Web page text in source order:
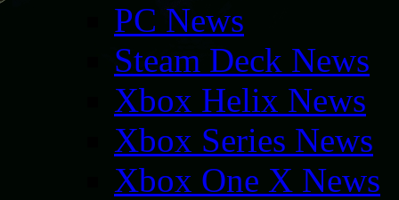
PC News
Steam Deck News
Xbox Helix News
Xbox Series News
Xbox One X News